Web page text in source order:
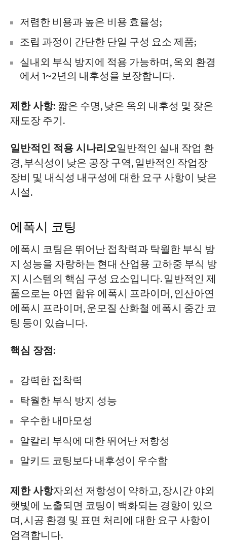
저렴한 비용과 높은 비용 효율성;
조립 과정이 간단한 단일 구성 요소 제품;
실내외 부식 방지에 적용 가능하며, 옥외 환경
에서 1~2년의 내후성을 보장합니다.
제한 사항:짧은 수명, 낮은 옥외 내후성 및 잦은
재도장 주기.
일반적인 적용 시나리오일반적인 실내 작업 환
경, 부식성이 낮은 공장 구역, 일반적인 작업장
장비 및 내식성 내구성에 대한 요구 사항이 낮은
시설.
에폭시 코팅
에폭시 코팅은 뛰어난 접착력과 탁월한 부식 방
지 성능을 자랑하는 현대 산업용 고하중 부식 방
지 시스템의 핵심 구성 요소입니다. 일반적인 제
품으로는 아연 함유 에폭시 프라이머, 인산아연
에폭시 프라이머, 운모질 산화철 에폭시 중간 코
팅 등이 있습니다.
핵심 장점:
강력한 접착력
탁월한 부식 방지 성능
우수한 내마모성
알칼리 부식에 대한 뛰어난 저항성
알키드 코팅보다 내후성이 우수함
제한 사항자외선 저항성이 약하고, 장시간 야외
햇빛에 노출되면 코팅이 백화되는 경향이 있으
며, 시공 환경 및 표면 처리에 대한 요구 사항이
엄격합니다.